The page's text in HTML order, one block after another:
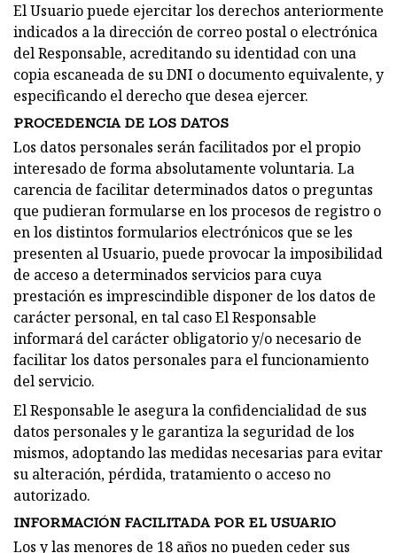
El Usuario puede ejercitar los derechos anteriormente
indicados a la dirección de correo postal o electrónica
del Responsable, acreditando su identidad con una
copia escaneada de su DNI o documento equivalente, y
especificando el derecho que desea ejercer.
PROCEDENCIA DE LOS DATOS
Los datos personales serán facilitados por el propio
interesado de forma absolutamente voluntaria. La
carencia de facilitar determinados datos o preguntas
que pudieran formularse en los procesos de registro o
en los distintos formularios electrónicos que se les
presenten al Usuario, puede provocar la imposibilidad
de acceso a determinados servicios para cuya
prestación es imprescindible disponer de los datos de
carácter personal, en tal caso El Responsable
informará del carácter obligatorio y/o necesario de
facilitar los datos personales para el funcionamiento
del servicio.
El Responsable le asegura la confidencialidad de sus
datos personales y le garantiza la seguridad de los
mismos, adoptando las medidas necesarias para evitar
su alteración, pérdida, tratamiento o acceso no
autorizado.
INFORMACIÓN FACILITADA POR EL USUARIO
Los y las menores de 18 años no pueden ceder sus